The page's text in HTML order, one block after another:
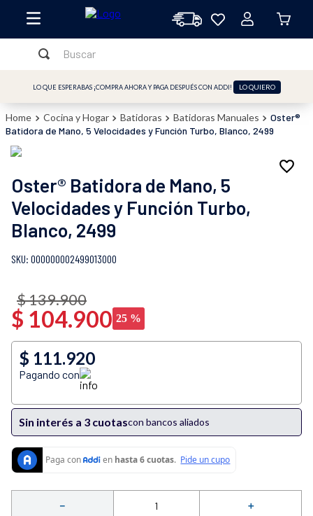
Buscar
LO QUE ESPERABAS ¡COMPRA AHORA Y PAGA DESPUÉS CON ADDI! LO QUIERO
Cocina y Hogar Batidoras Batidoras Manuales
Oster®
Batidora de Mano, 5 Velocidades y Función Turbo, Blanco, 2499
Oster® Batidora de Mano, 5
Velocidades y Función Turbo,
Blanco, 2499
: 000000002499013000
$ 104.900
$139.900
25 %
$ 111.920
Pagando con
Sin interés a 3 cuotascon bancos aliados
＋
－
TÉRMINOS MÁS BUSCADOS
2.
freidora
.
batidora
.
sandwichera
.
freidora aire
horno
10. vaso licuadora